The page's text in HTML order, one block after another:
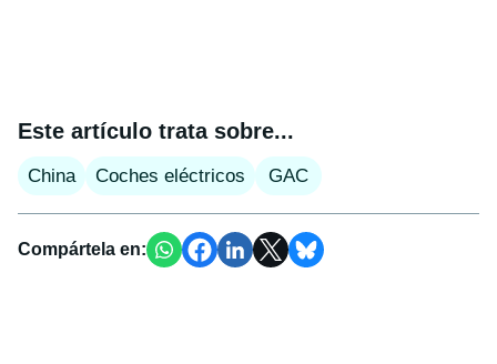
Este artículo trata sobre...
China Coches eléctricos GAC
Compártela en: